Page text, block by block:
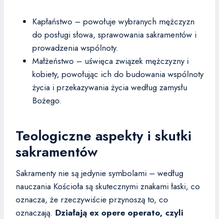
Kapłaństwo – powołuje wybranych mężczyzn
do posługi słowa, sprawowania sakramentów i
prowadzenia wspólnoty.
Małżeństwo – uświęca związek mężczyzny i
kobiety, powołując ich do budowania wspólnoty
życia i przekazywania życia według zamysłu
Bożego.
Teologiczne aspekty i skutki
sakramentów
Sakramenty nie są jedynie symbolami – według
nauczania Kościoła są skutecznymi znakami łaski, co
oznacza, że rzeczywiście przynoszą to, co
oznaczają. Działają ex opere operato, czyli